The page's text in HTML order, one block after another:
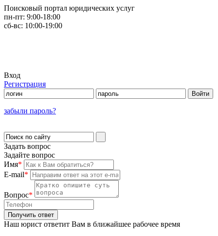
Поисковый портал юридических услуг
пн-пт: 9:00-18:00
сб-вс: 10:00-19:00
Вход
Регистрация
забыли пароль?
Задать вопрос
Задайте вопрос
Имя*
E-mail*
Вопрос*
Наш юрист ответит Вам в ближайшее рабочее время